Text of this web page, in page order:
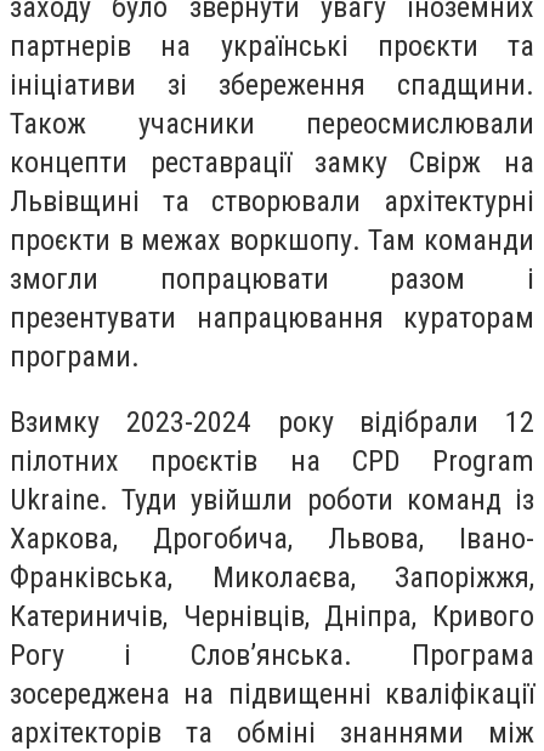
заходу було звернути увагу іноземних
партнерів на українські проєкти та
ініціативи зі збереження спадщини.
Також учасники переосмислювали
концепти реставрації замку Свірж на
Львівщині та створювали архітектурні
проєкти в межах воркшопу. Там команди
змогли попрацювати разом і
презентувати напрацювання кураторам
програми.
Взимку 2023-2024 року відібрали 12
пілотних проєктів на CPD Program
Ukraine. Туди увійшли роботи команд із
Харкова, Дрогобича, Львова, Івано-
Франківська, Миколаєва, Запоріжжя,
Катериничів, Чернівців, Дніпра, Кривого
Рогу і Словʼянська. Програма
зосереджена на підвищенні кваліфікації
архітекторів та обміні знаннями між